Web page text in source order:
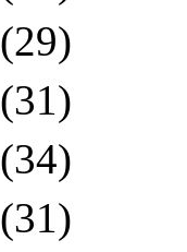
(29)
(31)
(34)
(31)